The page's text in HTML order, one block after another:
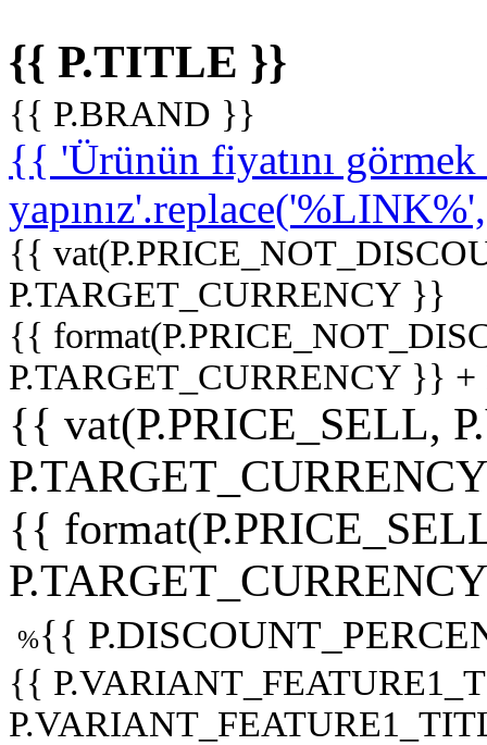
{{ P.TITLE }}
{{ P.BRAND }}
{{ 'Ürünün fiyatını
{{
P.TARGET_CURRENCY }}
{{
P.TARGET_CURRENCY }}
{{ vat(P.PRICE_SELL,
{{
%{{
{{